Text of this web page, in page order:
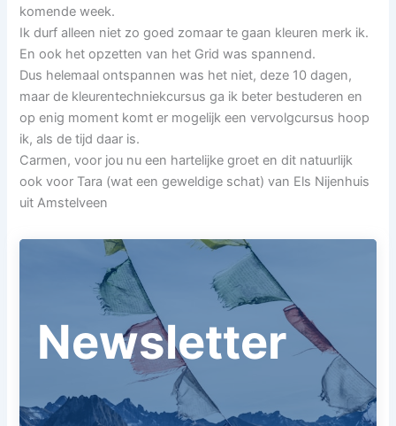
komende week.
Ik durf alleen niet zo goed zomaar te gaan kleuren merk ik.
En ook het opzetten van het Grid was spannend.
Dus helemaal ontspannen was het niet, deze 10 dagen,
maar de kleurentechniekcursus ga ik beter bestuderen en
op enig moment komt er mogelijk een vervolgcursus hoop
ik, als de tijd daar is.
Carmen, voor jou nu een hartelijke groet en dit natuurlijk
ook voor Tara (wat een geweldige schat) van Els Nijenhuis
uit Amstelveen
Newsletter